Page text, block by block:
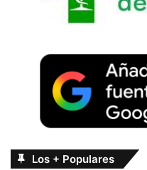
Los + Populares